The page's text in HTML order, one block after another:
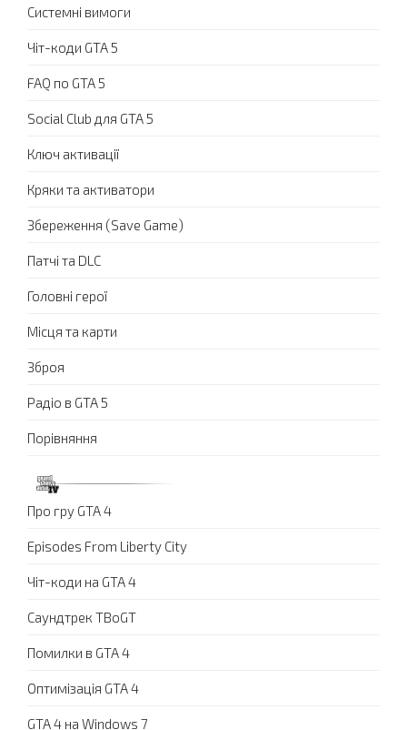
Системні вимоги
Чіт-коди GTA 5
FAQ по GTA 5
Social Club для GTA 5
Ключ активації
Кряки та активатори
Збереження (Save Game)
Патчі та DLC
Головні герої
Місця та карти
Зброя
Радіо в GTA 5
Порівняння
Про гру GTA 4
Episodes From Liberty City
Чіт-коди на GTA 4
Саундтрек TBoGT
Помилки в GTA 4
Оптимізація GTA 4
GTA 4 на Windows 7